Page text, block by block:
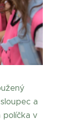
a
políčka v